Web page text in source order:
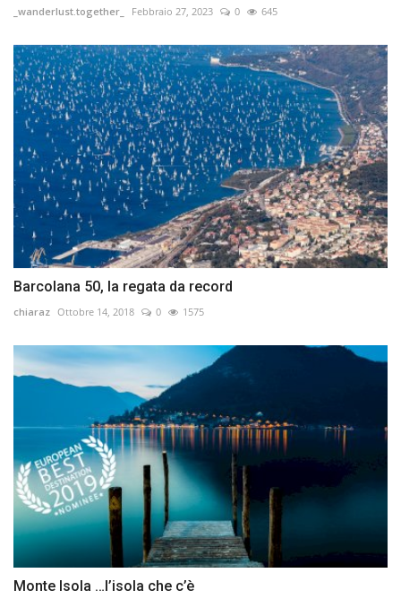
_wanderlust.together_ Febbraio 27, 2023 0 645
Barcolana 50, la regata da record
chiaraz Ottobre 14, 2018 0 1575
Monte Isola …l’isola che c’è